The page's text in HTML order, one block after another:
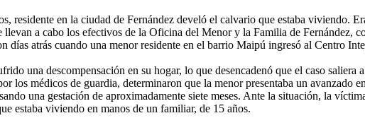
residente en la ciudad de Fernández develó el calvario que estaba viviendo.
llevan a cabo los efectivos de la Oficina del Menor y la Familia de Fernández,
días atrás cuando una menor residente en el barrio Maipú ingresó al Centro
una descompensación en su hogar, lo que desencadenó que el caso saliera
los médicos de guardia, determinaron que la menor presentaba un avanzado
una gestación de aproximadamente siete meses. Ante la situación, la
estaba viviendo en manos de un familiar, de 15 años.